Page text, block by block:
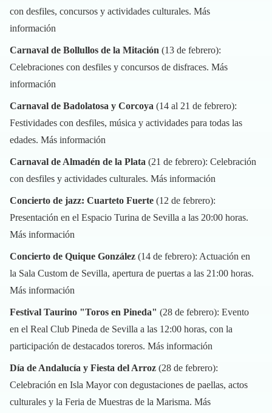
con desfiles, concursos y actividades culturales. Más
información
Carnaval de Bollullos de la Mitación (13 de febrero):
Celebraciones con desfiles y concursos de disfraces. Más
información
Carnaval de Badolatosa y Corcoya (14 al 21 de febrero):
Festividades con desfiles, música y actividades para todas las
edades. Más información
Carnaval de Almadén de la Plata (21 de febrero): Celebración
con desfiles y actividades culturales. Más información
Concierto de jazz: Cuarteto Fuerte (12 de febrero):
Presentación en el Espacio Turina de Sevilla a las 20:00 horas.
Más información
Concierto de Quique González (14 de febrero): Actuación en
la Sala Custom de Sevilla, apertura de puertas a las 21:00 horas.
Más información
Festival Taurino "Toros en Pineda" (28 de febrero): Evento
en el Real Club Pineda de Sevilla a las 12:00 horas, con la
participación de destacados toreros. Más información
Día de Andalucía y Fiesta del Arroz (28 de febrero):
Celebración en Isla Mayor con degustaciones de paellas, actos
culturales y la Feria de Muestras de la Marisma. Más